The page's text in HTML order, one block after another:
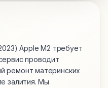
Apple M2 требует
проводит
ремонт материнских
залития. Мы